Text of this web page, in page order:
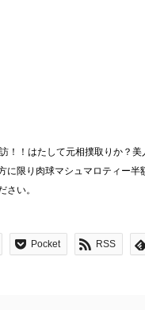
！！はたして元相撲取りか？美
限り肉球マシュマロティー半
い。
Pocket RSS